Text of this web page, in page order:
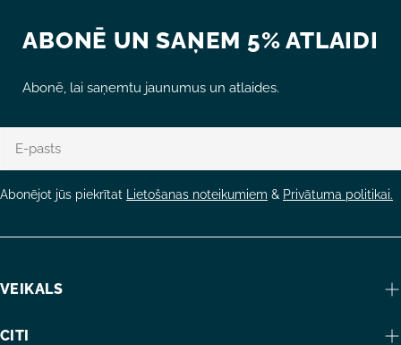
ABONĒ UN SAŅEM 5% ATLAIDI
Abonē, lai saņemtu jaunumus un atlaides.
pasts
Abonējot jūs piekrītat Lietošanas noteikumiem & Privātuma politikai.
VEIKALS
CITI